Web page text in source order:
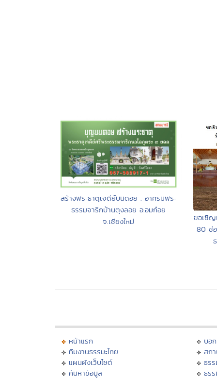
สร้างพระธาตุเจดีย์บนดอย : อาศรมพระ
ธรรมจาริกบ้านตุงลอย อ.อมก๋อย
จ.เชียงใหม่
ขอเชิญ
80 ช่
หน้าแรก
ทีมงานธรรมะไทย
แผนผังเว็บไซต์
ค้นหาข้อมูล
บอ
สถ
ธร
ธร